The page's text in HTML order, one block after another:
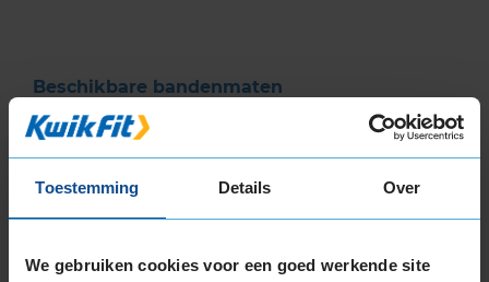
Toestemming Details Over
We gebruiken cookies voor een goed werkende site
Beschikbare bandenmaten
17-inch banden
18-inch banden
205/40R18 86W EXTRALOAD RUNFLAT
225/40R18 92Y EXTRALOAD